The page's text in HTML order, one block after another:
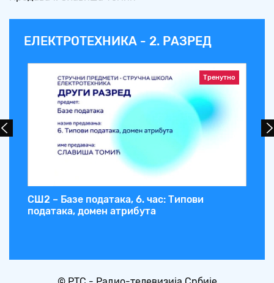
ЕЛЕКТРОТЕХНИКА - 2. РАЗРЕД
Тренутно
СШ2 – Базе података, 6. час: Типови
података, домен атрибута